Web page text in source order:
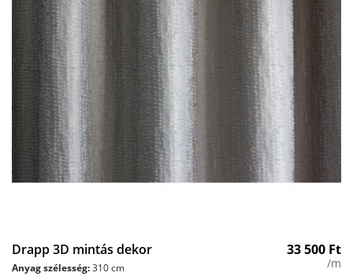
Drapp 3D mintás dekor 33 500 Ft
/m
Anyag szélesség:310 cm